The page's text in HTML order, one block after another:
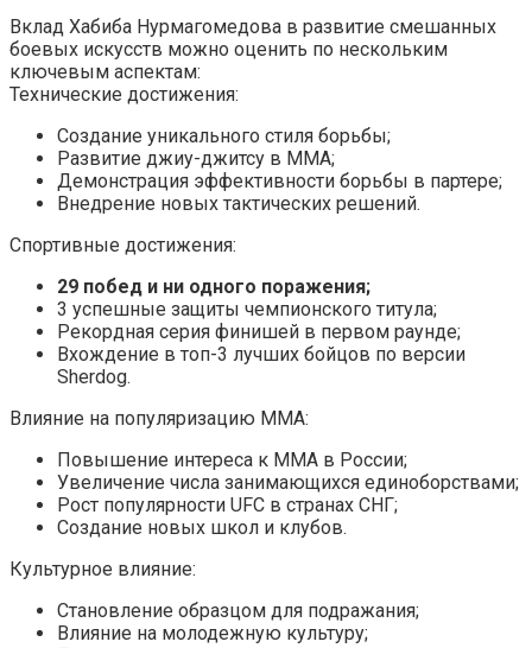
Вклад Хабиба Нурмагомедова в развитие смешанных
боевых искусств можно оценить по нескольким
ключевым аспектам:
Технические достижения:
Создание уникального стиля борьбы;
Развитие джиу-джитсу в ММА;
Демонстрация эффективности борьбы в партере;
Внедрение новых тактических решений.
Спортивные достижения:
29 побед и ни одного поражения;
3 успешные защиты чемпионского титула;
Рекордная серия финишей в первом раунде;
Вхождение в топ-3 лучших бойцов по версии
Sherdog.
Влияние на популяризацию ММА:
Повышение интереса к ММА в России;
Увеличение числа занимающихся единоборствами;
Рост популярности UFC в странах СНГ;
Создание новых школ и клубов.
Культурное влияние:
Становление образцом для подражания;
Влияние на молодежную культуру;